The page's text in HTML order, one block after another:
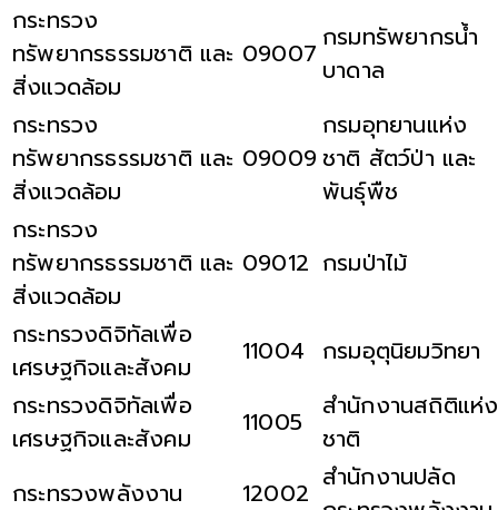
กระทรวง
ทรัพยากรธรรมชาติ และ
สิ่งแวดล้อม
09007 กรมทรัพยากรน้ำ
บาดาล
กระทรวง
ทรัพยากรธรรมชาติ และ
สิ่งแวดล้อม
09009
กรมอุทยานแห่ง
ชาติ สัตว์ป่า และ
พันธุ์พืช
กระทรวง
ทรัพยากรธรรมชาติ และ
สิ่งแวดล้อม
09012 กรมป่าไม้
กระทรวงดิจิทัลเพื่อ
เศรษฐกิจและสังคม
11004 กรมอุตุนิยมวิทยา
กระทรวงดิจิทัลเพื่อ
เศรษฐกิจและสังคม
11005
สำนักงานสถิติแห่ง
ชาติ
กระทรวงพลังงาน
12002 สำนักงานปลัด